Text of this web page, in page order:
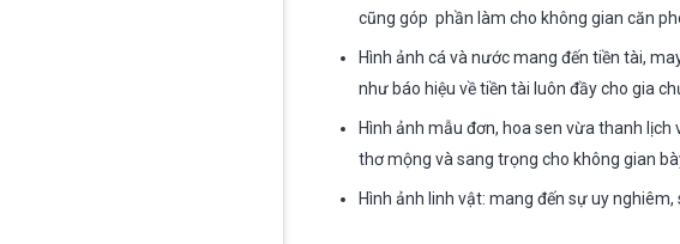
cũng góp phần làm cho không gian căn
Hình ảnh cá và nước mang đến tiền tài,
như báo hiệu về tiền tài luôn đầy cho gia
Hình ảnh mẫu đơn, hoa sen vừa thanh
thơ mộng và sang trọng cho không gian
Hình ảnh linh vật: mang đến sự uy